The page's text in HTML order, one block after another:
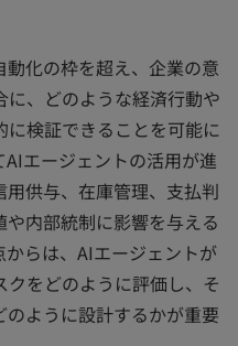
化の枠を超え、企業の意
、どのような経済行動や
に検証できることを可能に
エージェントの活用が進
供与、在庫管理、支払判
内部統制に影響を与える
らは、AIエージェントが
をどのように評価し、そ
ように設計するかが重要